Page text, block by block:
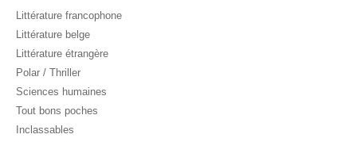
Littérature francophone
Littérature belge
Littérature étrangère
Polar / Thriller
Sciences humaines
Tout bons poches
Inclassables